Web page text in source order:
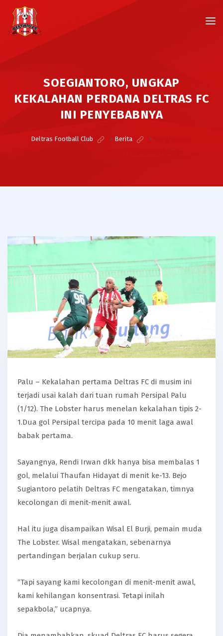
SOEGIANTORO, UNGKAP
KEKALAHAN PERDANA DELTRAS FC
INI PENYEBABNYA
Deltras Football Club > Berita >
Palu – Kekalahan pertama Deltras FC di musim ini
terjadi usai kalah dari tuan rumah Persipal Palu
(1/12). The Lobster harus menelan kekalahan tipis 2-
1.Dua gol Persipal tercipa pada 10 menit laga awal
babak pertama.
Sayangnya, Rendi Irwan dkk hanya bisa membalas 1
gol, melalui Thaufan Hidayat di menit ke-13. Bejo
Sugiantoro pelatih Deltras FC mengatakan, timnya
kecolongan di menit-menit awal.
Hal itu juga disampaikan Wisal El Burji, pemain muda
The Lobster. Wisal mengatakan, sebenarnya
pertandingan berjalan cukup seru.
“Tapi sayang kami kecolongan di menit-menit awal,
kami kehilangan konsentrasi. Tetapi inilah
sepakbola,” ucapnya.